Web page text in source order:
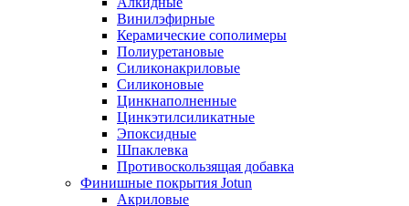
Винилэфирные
Керамические сополимеры
Полиуретановые
Силиконакриловые
Силиконовые
Цинкнаполненные
Цинкэтилсиликатные
Эпоксидные
Шпаклевка
Противоскользящая добавка
Финишные покрытия Jotun
Акриловые